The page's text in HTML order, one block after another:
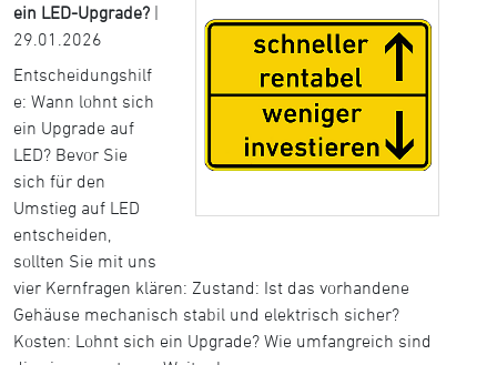
ein LED-Upgrade? |
29.01.2026
Entscheidungshilf
e: Wann lohnt sich
ein Upgrade auf
LED? Bevor Sie
sich für den
Umstieg auf LED
entscheiden,
sollten Sie mit uns
vier Kernfragen klären: Zustand: Ist das vorhandene
Gehäuse mechanisch stabil und elektrisch sicher?
Kosten: Lohnt sich ein Upgrade? Wie umfangreich sind